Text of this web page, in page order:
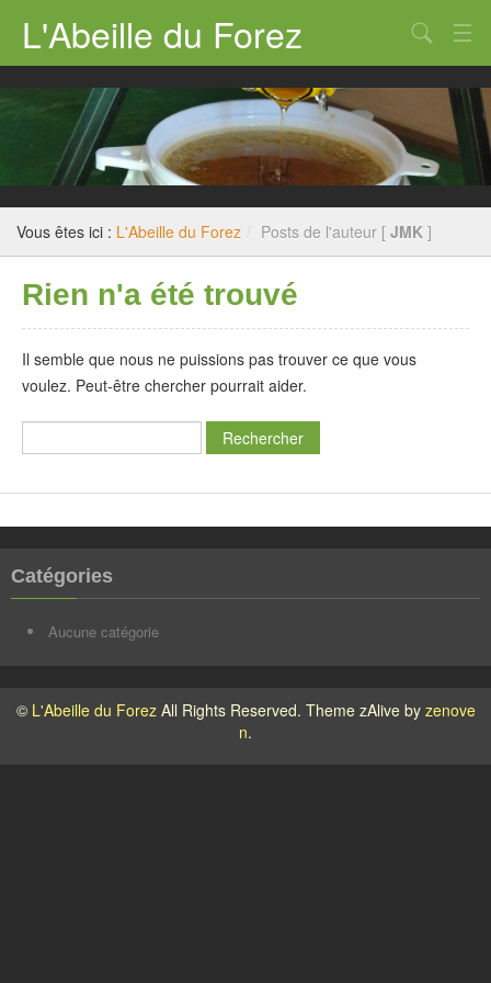
L'Abeille du Forez
Qui sommes nous ?
Rucher-école
Dossiers techniques
Législation
Vous êtes ici : L'Abeille du Forez / Posts de l'auteur [ JMK ]
Rien n'a été trouvé
Il semble que nous ne puissions pas trouver ce que vous
voulez. Peut-être chercher pourrait aider.
Catégories
Aucune catégorie
© L'Abeille du ForezAll Rights Reserved. Theme zAlive by zenove
n.